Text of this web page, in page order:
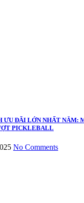
ƯU ĐÃI LỚN NHẤT NĂM:
PICKLEBALL
No Comments